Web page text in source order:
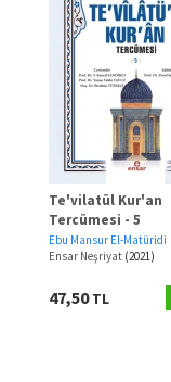
Te'vilatül Kur'an
Tercümesi - 5
Ebu Mansur El-Matüridi
Ensar Neşriyat (2021)
47,50TL